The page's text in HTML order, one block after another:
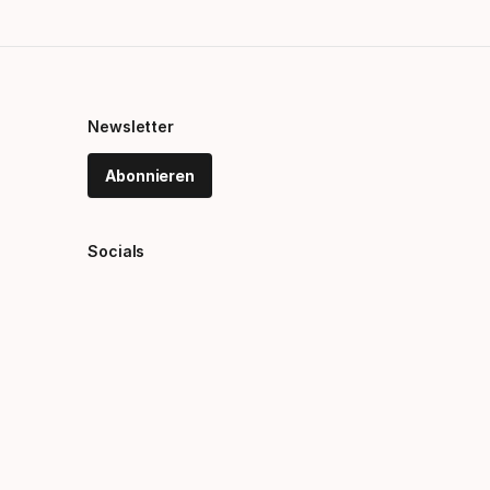
Newsletter
Abonnieren
Socials